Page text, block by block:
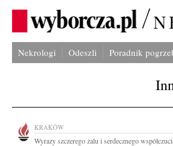
Nekrologi Odeszli Poradnik
KRAKÓW
Wyrazy szczerego żalu i serdecznego